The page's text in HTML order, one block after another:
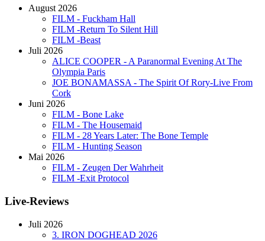
August 2026
FILM - Fuckham Hall
FILM -Return To Silent Hill
FILM -Beast
Juli 2026
ALICE COOPER - A Paranormal Evening At The
Olympia Paris
JOE BONAMASSA - The Spirit Of Rory-Live From
Cork
Juni 2026
FILM - Bone Lake
FILM - The Housemaid
FILM - 28 Years Later: The Bone Temple
FILM - Hunting Season
Mai 2026
FILM - Zeugen Der Wahrheit
FILM -Exit Protocol
Live-Reviews
Juli 2026
3. IRON DOGHEAD 2026